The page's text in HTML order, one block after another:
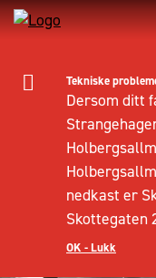
Tekniske
Dersom ditt
nedkast er
Skottegaten
OK - Lukk